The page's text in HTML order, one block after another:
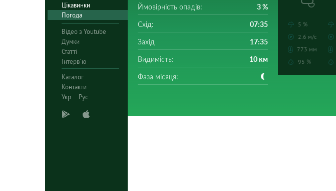
Цікавинки
Погода
Відео з Youtube
Думки
Статті
Інтерв`ю
Каталог
Контакти
Укр
Рус
Ймовірність опадів: 3 %
Схід: 07:35
Захід 17:35
Видимість: 10 км
Фаза місяця:
5 %
2.6 м/с
773 мм
95 %